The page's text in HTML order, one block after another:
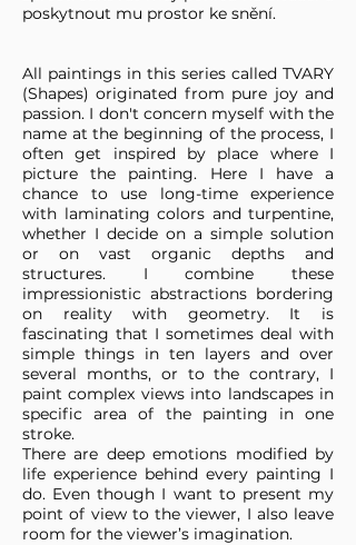
poskytnout mu prostor ke snění.
All paintings in this series called TVARY
(Shapes) originated from pure joy and
passion. I don't concern myself with the
name at the beginning of the process, I
often get inspired by place where I
picture the painting. Here I have a
chance to use long-time experience
with laminating colors and turpentine,
whether I decide on a simple solution
or on vast organic depths and
structures. I combine these
impressionistic abstractions bordering
on reality with geometry. It is
fascinating that I sometimes deal with
simple things in ten layers and over
several months, or to the contrary, I
paint complex views into landscapes in
specific area of the painting in one
stroke.
There are deep emotions modified by
life experience behind every painting I
do. Even though I want to present my
point of view to the viewer, I also leave
room for the viewer’s imagination.